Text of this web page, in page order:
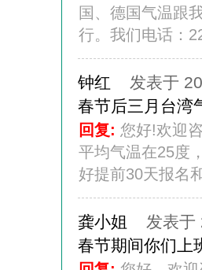
国、德国气温跟
行。我们电话：
钟红 发表于
春节后三月台湾
回复: 您好!欢迎
平均气温在25度
好提前30天报名
龚小姐 发表于
春节期间你们上